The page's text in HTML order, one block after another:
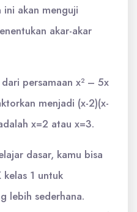
akan menguji
akar-akar
persamaan x² – 5x
menjadi (x-2)(x-
x=2 atau x=3.
dasar, kamu bisa
1 untuk
lebih sederhana.